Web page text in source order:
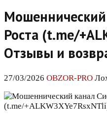
Роста (t.me/
Отзывы и
27/03/2026 OBZOR-PRO